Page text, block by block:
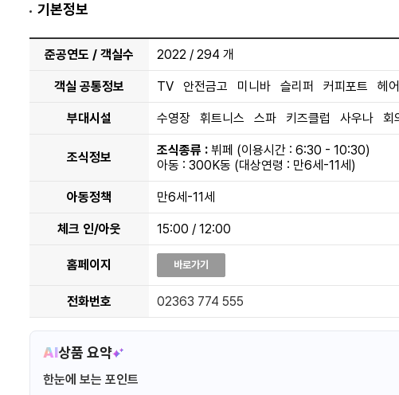
객실정보
6인 284㎡
3 베드룸 개인 풀 빌라
3 Bedroom Private Pool Villa
6 PAX | 7 PAX
Garden and
더보기
가을 프로모션 2026 -
프로모션정보
조식포함
가을 프로모션 2026 -
BBOW (조식+온천
프로모션정보
BB 조식 포함 패키지
프로모션정보
기본정보
준공연도 / 객실수 2022 / 294 개
객실 공통정보 TV 안전금고 미니바 슬리퍼 커피포트 헤
부대시설 수영장 휘트니스 스파 키즈클럽 사우나 회
조식정보 조식종류 : 뷔페 (이용시간 : 6:30 - 10:30)
아동 : 300K동 (대상연령 : 만6세-11세)
아동정책 만6세-11세
체크 인/아웃 15:00 / 12:00
홈페이지 바로가기
전화번호 02363 774 555
AI상품 요약
한눈에 보는 포인트